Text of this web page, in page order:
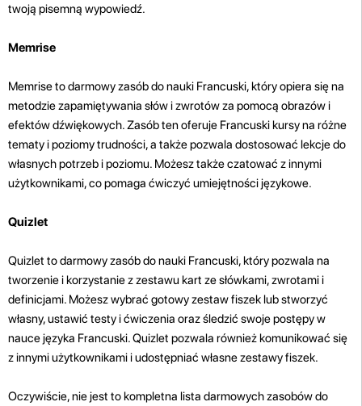
twoją pisemną wypowiedź.
Memrise
Memrise to darmowy zasób do nauki Francuski, który opiera się na
metodzie zapamiętywania słów i zwrotów za pomocą obrazów i
efektów dźwiękowych. Zasób ten oferuje Francuski kursy na różne
tematy i poziomy trudności, a także pozwala dostosować lekcje do
własnych potrzeb i poziomu. Możesz także czatować z innymi
użytkownikami, co pomaga ćwiczyć umiejętności językowe.
Quizlet
Quizlet to darmowy zasób do nauki Francuski, który pozwala na
tworzenie i korzystanie z zestawu kart ze słówkami, zwrotami i
definicjami. Możesz wybrać gotowy zestaw fiszek lub stworzyć
własny, ustawić testy i ćwiczenia oraz śledzić swoje postępy w
nauce języka Francuski. Quizlet pozwala również komunikować się
z innymi użytkownikami i udostępniać własne zestawy fiszek.
Oczywiście, nie jest to kompletna lista darmowych zasobów do